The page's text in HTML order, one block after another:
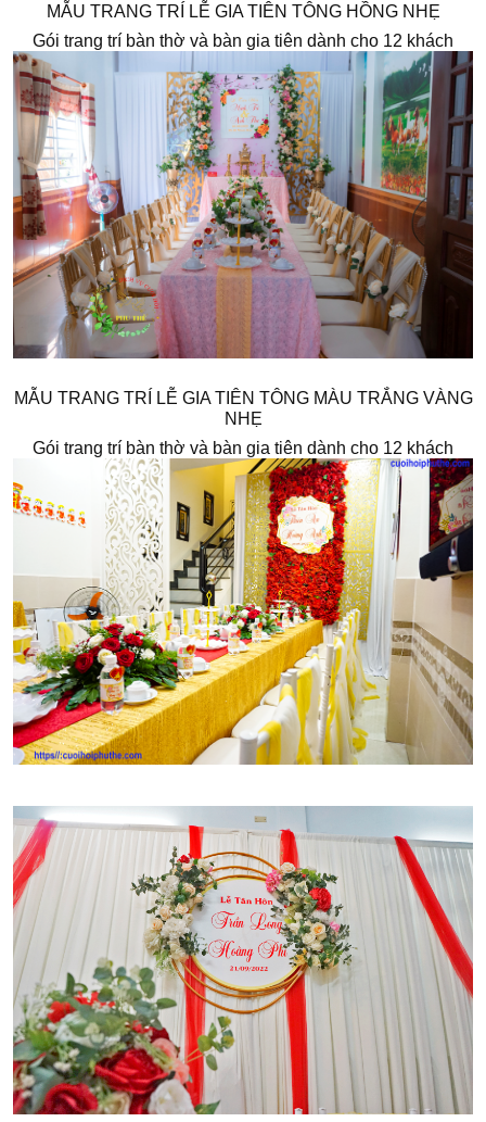
MẪU TRANG TRÍ LỄ GIA TIÊN TÔNG HỒNG NHẸ
Gói trang trí bàn thờ và bàn gia tiên dành cho 12 khách
MẪU TRANG TRÍ LỄ GIA TIÊN TÔNG MÀU TRẮNG VÀNG
NHẸ
Gói trang trí bàn thờ và bàn gia tiên dành cho 12 khách